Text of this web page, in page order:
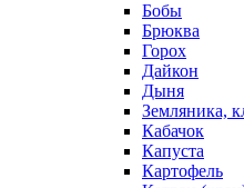
Бобы
Брюква
Горох
Дайкон
Дыня
Земляника,
Кабачок
Капуста
Картофель